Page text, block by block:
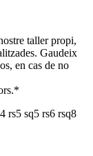
taller propi,
Gaudeix
en cas de no
rs5 sq5 rs6 rsq8